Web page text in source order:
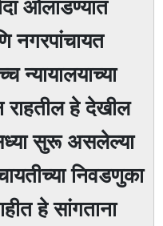
ओलांडण्यात
नगरपांचायत
न्यायालयाच्या
राहतील हे देखील
सुरू असलेल्या
निवडणुका
हे सांगताना